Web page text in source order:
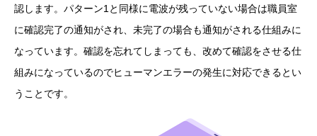
認します。パターン1と同様に電波が残っていない場合は職員室
に確認完了の通知がされ、未完了の場合も通知がされる仕組みに
なっています。確認を忘れてしまっても、改めて確認をさせる仕
組みになっているのでヒューマンエラーの発生に対応できるとい
うことです。